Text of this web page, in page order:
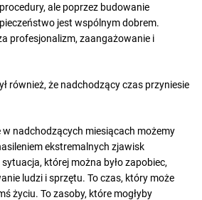
ale poprzez budowanie
jest wspólnym dobrem.
profesjonalizm, zaangażowanie i
również, że nadchodzący czas przyniesie
w nadchodzących miesiącach możemy
ekstremalnych zjawisk
której można było zapobiec,
ludzi i sprzętu. To czas, który może
życiu. To zasoby, które mogłyby